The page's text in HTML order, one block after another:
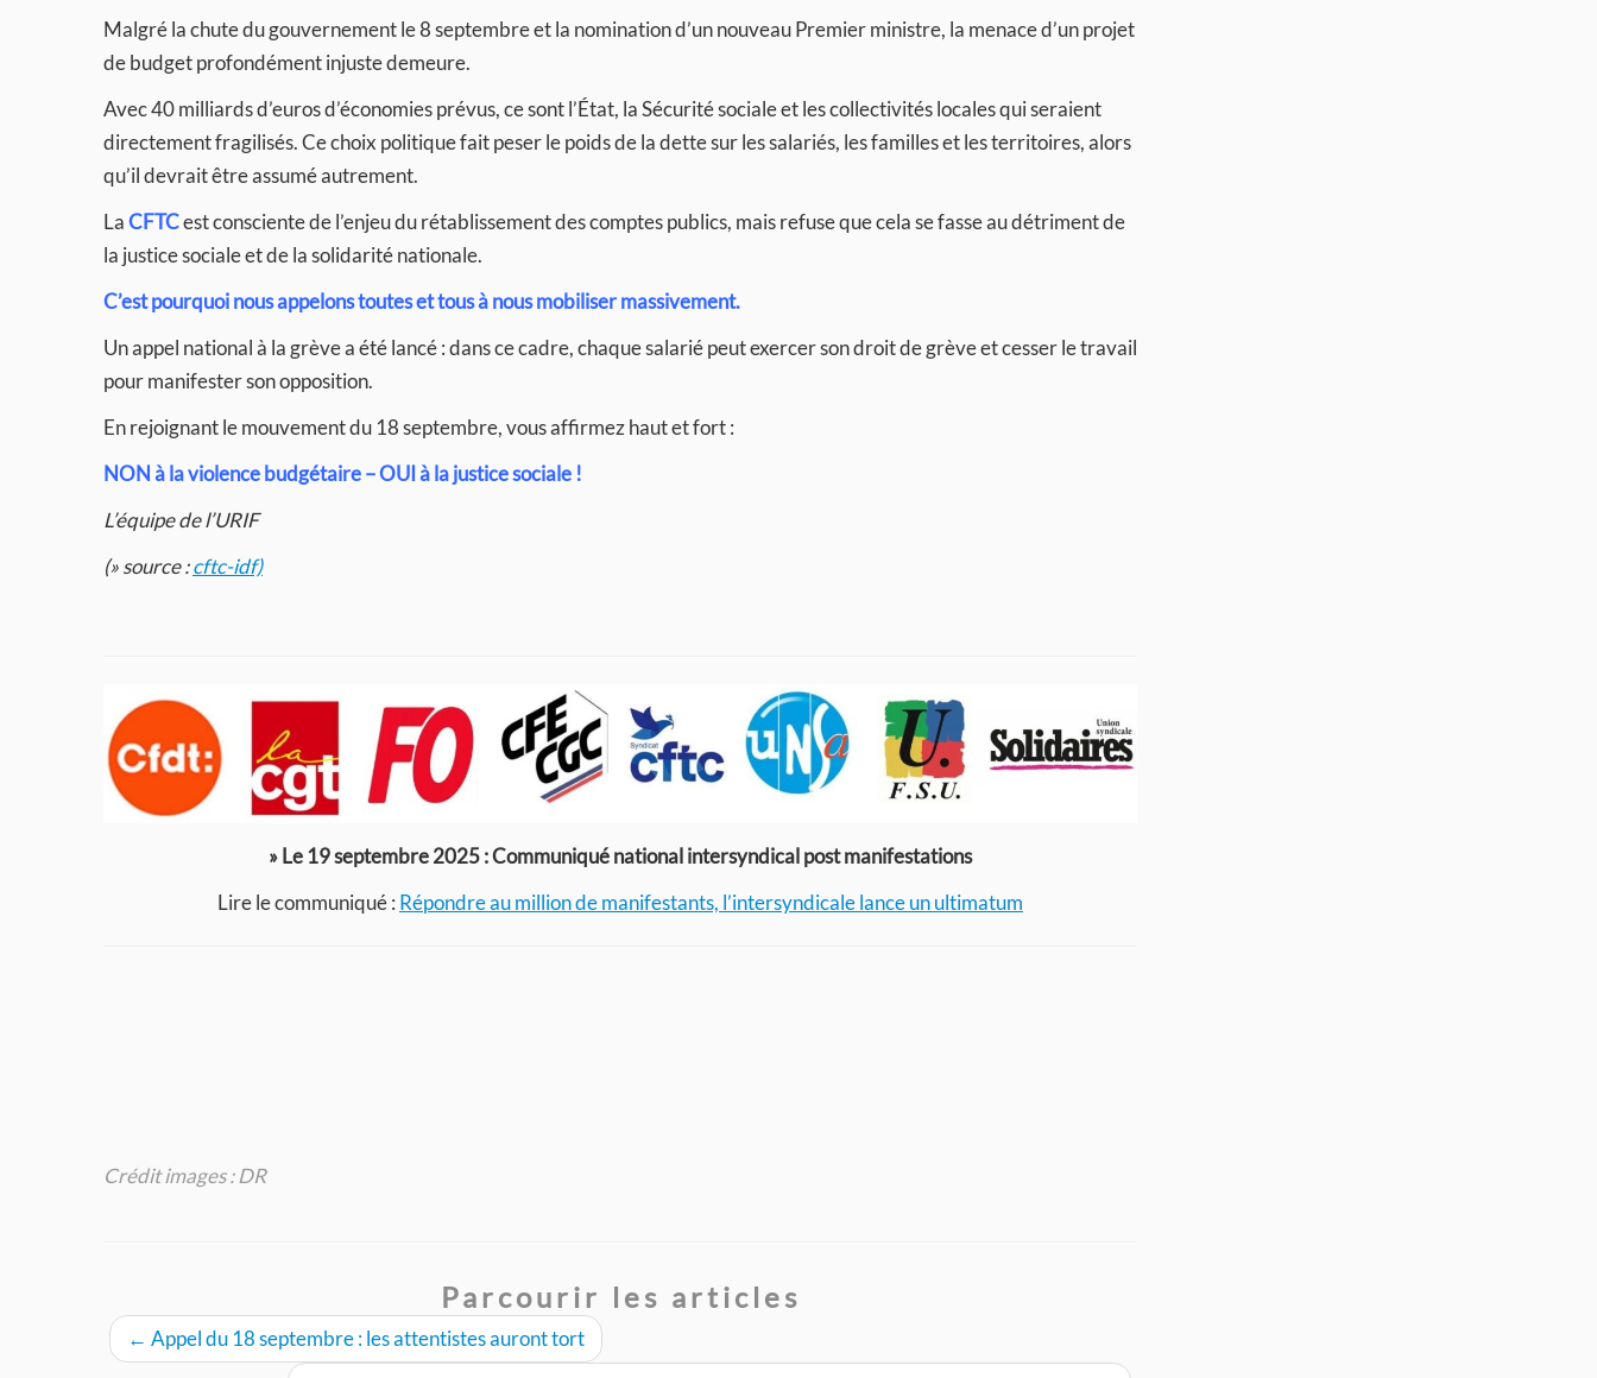
Malgré la chute du gouvernement le 8 septembre et la nomination d’un nouveau Premier ministre, la menace d’un projet
de budget profondément injuste demeure.
Avec 40 milliards d’euros d’économies prévus, ce sont l’État, la Sécurité sociale et les collectivités locales qui seraient
directement fragilisés. Ce choix politique fait peser le poids de la dette sur les salariés, les familles et les territoires, alors
qu’il devrait être assumé autrement.
LaCFTCest consciente de l’enjeu du rétablissement des comptes publics, mais refuse que cela se fasse au détriment de
la justice sociale et de la solidarité nationale.
C’est pourquoi nous appelons toutes et tous à nous mobiliser massivement.
Un appel national à la grève a été lancé : dans ce cadre, chaque salarié peut exercer son droit de grève et cesser le travail
pour manifester son opposition.
En rejoignant le mouvement du 18 septembre, vous affirmez haut et fort :
NON à la violence budgétaire – OUI à la justice sociale !
L’équipe de l’URIF
(» source :cftc-idf)
» Le 19 septembre 2025 : Communiqué national intersyndical post manifestations
Lire le communiqué : Répondre au million de manifestants, l’intersyndicale lance un ultimatum
Crédit images : DR
Parcourir les articles
← Appel du 18 septembre : les attentistes auront tort